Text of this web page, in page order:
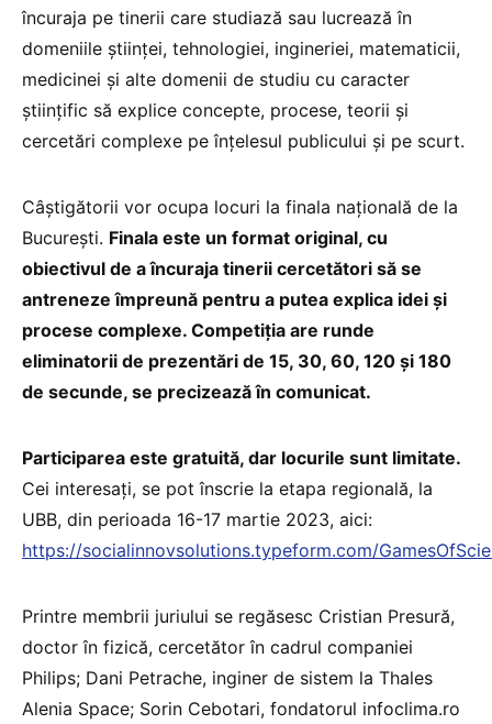
încuraja pe tinerii care studiază sau lucrează în
domeniile ştiinţei, tehnologiei, ingineriei, matematicii,
medicinei şi alte domenii de studiu cu caracter
ştiinţific să explice concepte, procese, teorii şi
cercetări complexe pe înţelesul publicului şi pe scurt.
Câştigătorii vor ocupa locuri la finala naţională de la
Bucureşti. Finala este un format original, cu
obiectivul de a încuraja tinerii cercetători să se
antreneze împreună pentru a putea explica idei şi
procese complexe. Competiţia are runde
eliminatorii de prezentări de 15, 30, 60, 120 şi 180
de secunde, se precizează în comunicat.
Participarea este gratuită, dar locurile sunt limitate.
Cei interesaţi, se pot înscrie la etapa regională, la
UBB, din perioada 16-17 martie 2023, aici:
https://socialinnovsolutions.typeform.com/
Printre membrii juriului se regăsesc Cristian Presură,
doctor în fizică, cercetător în cadrul companiei
Philips; Dani Petrache, inginer de sistem la Thales
Alenia Space; Sorin Cebotari, fondatorul infoclima.ro